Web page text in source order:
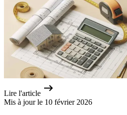
Lire l'article
Mis à jour le 10 février 2026